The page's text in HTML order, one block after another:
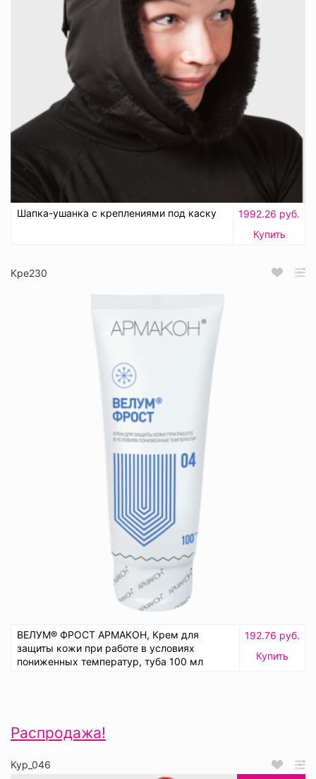
Шапка-ушанка с креплениями под каску
1992.26 руб.
Купить
Кре230
ВЕЛУМ® ФРОСТ АРМАКОН, Крем для
защиты кожи при работе в условиях
пониженных температур, туба 100 мл
192.76 руб.
Купить
Распродажа!
Кур_046